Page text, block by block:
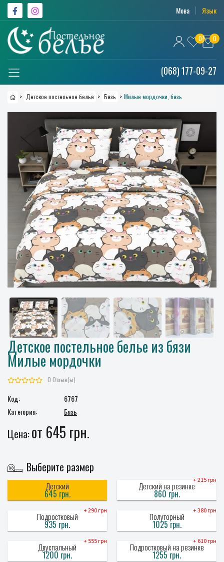
Мова Язык
0 0
(068) 177-09-27
> Детское постельное белье > Бязь > Милые мордочки, бязь
Детское постельное белье из бязи
Милые мордочки
0 Отзыв(ы)
Код:
6767
Категория:
Бязь
Цена:от 645 грн.
Выберите размер
Детский
645 грн.
+ 215 грн
Детский на резинке
860 грн.
+ 290 грн
Подростковый
935 грн.
+ 380 грн
Полуторный
1025 грн.
+ 555 грн
Двуспальный
1200 грн.
+ 610 грн
Подростковый на резинке
1255 грн.